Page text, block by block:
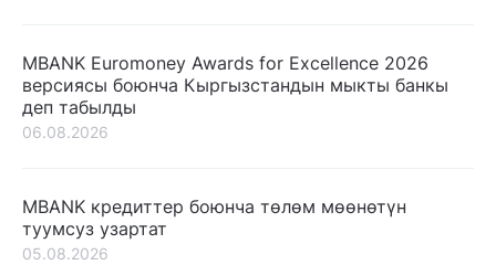
MBANK Euromoney Awards for Excellence 2026
версиясы боюнча Кыргызстандын мыкты банкы
деп табылды
06.08.2026
MBANK кредиттер боюнча төлөм мөөнөтүн
туумсуз узартат
05.08.2026